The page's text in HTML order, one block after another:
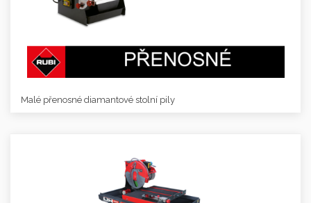
Malé přenosné diamantové stolní pily